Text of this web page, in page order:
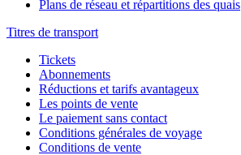
Plans de réseau et répartitions des quais
Titres de transport
Tickets
Abonnements
Réductions et tarifs avantageux
Les points de vente
Le paiement sans contact
Conditions générales de voyage
Conditions de vente